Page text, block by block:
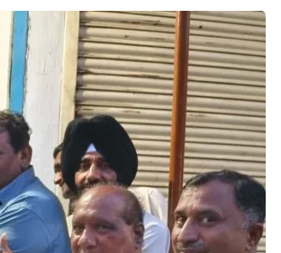
ही भक्षक: सुखेड़ा जैन मंदिर में चोरी का
: Chief Editor Jun 26, 2026